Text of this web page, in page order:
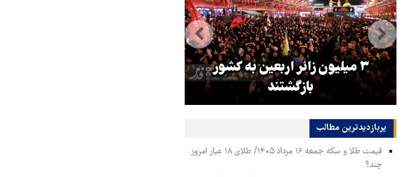
۳ میلیون زائر اربعین به کشور
بازگشتند
پربازدیدترین‌ مطالب
قیمت طلا و سکه جمعه ۱۶ مرداد ۱۴۰۵/ طلای ۱۸ عیار امروز
چند؟